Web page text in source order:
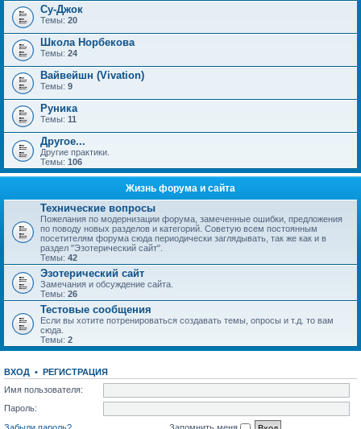
Су-Джок
Темы: 20
Школа Норбекова
Темы: 24
Вайвейшн (Vivation)
Темы: 9
Руника
Темы: 11
Другое...
Другие практики.
Темы: 106
Жизнь форума и сайта
Технические вопросы
Пожелания по модернизации форума, замеченные ошибки, предложения
по поводу новых разделов и категорий. Советую всем постоянным
посетителям форума сюда периодически заглядывать, так же как и в
раздел "Эзотерический сайт".
Темы: 42
Эзотерический сайт
Замечания и обсуждение сайта.
Темы: 26
Тестовые сообщения
Если вы хотите потренироваться создавать темы, опросы и т.д. то вам
сюда.
Темы: 2
ВХОД • РЕГИСТРАЦИЯ
Имя пользователя:
Пароль: